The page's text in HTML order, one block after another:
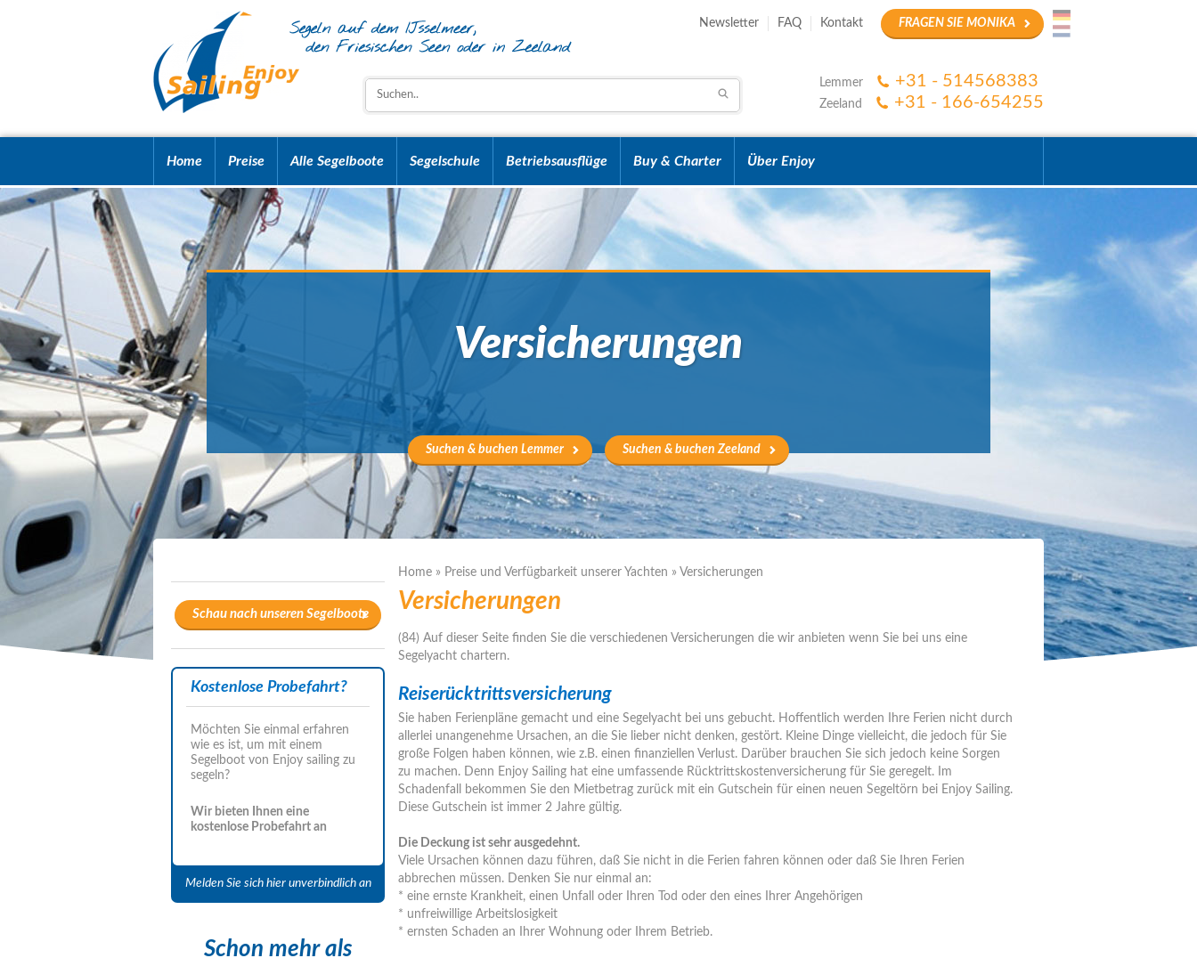
FRAGEN SIE MONIKA
Newsletter FAQ Kontakt
Lemmer +31 - 514568383
Zeeland +31 - 166-654255
Home Preise Alle Segelboote Segelschule Betriebsausflüge Buy & Charter Über Enjoy
Versicherungen
Suchen & buchen Lemmer Suchen & buchen Zeeland
Home » Preise und Verfügbarkeit unserer Yachten » Versicherungen
Versicherungen
(84) Auf dieser Seite finden Sie die verschiedenen Versicherungen die wir anbieten wenn Sie bei uns eine
Segelyacht chartern.
Reiserücktrittsversicherung
Sie haben Ferienpläne gemacht und eine Segelyacht bei uns gebucht. Hoffentlich werden Ihre Ferien nicht durch
allerlei unangenehme Ursachen, an die Sie lieber nicht denken, gestört. Kleine Dinge vielleicht, die jedoch für Sie
große Folgen haben können, wie z.B. einen finanziellen Verlust. Darüber brauchen Sie sich jedoch keine Sorgen
zu machen. Denn Enjoy Sailing hat eine umfassende Rücktrittskostenversicherung für Sie geregelt. Im
Schadenfall bekommen Sie den Mietbetrag zurück mit ein Gutschein für einen neuen Segeltörn bei Enjoy Sailing.
Diese Gutschein ist immer 2 Jahre gültig.
Die Deckung ist sehr ausgedehnt.
Viele Ursachen können dazu führen, daß Sie nicht in die Ferien fahren können oder daß Sie Ihren Ferien
abbrechen müssen. Denken Sie nur einmal an:
* eine ernste Krankheit, einen Unfall oder Ihren Tod oder den eines Ihrer Angehörigen
* unfreiwillige Arbeitslosigkeit
* ernsten Schaden an Ihrer Wohnung oder Ihrem Betrieb.
Schau nach unseren Segelboote
Kostenlose Probefahrt?
Möchten Sie einmal erfahren
wie es ist, um mit einem
Segelboot von Enjoy sailing zu
segeln?
Wir bieten Ihnen eine
kostenlose Probefahrt an
Melden Sie sich hier unverbindlich an
Schon mehr als